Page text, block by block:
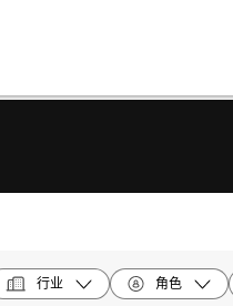
行业 角色